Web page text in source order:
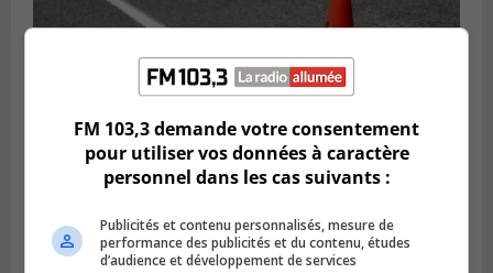
Publié le 29 juillet 2026 à 10h47
Des travaux de marquage de nuit
FM 103,3 demande votre consentement
pour utiliser vos données à caractère
personnel dans les cas suivants :
Publicités et contenu personnalisés, mesure de
performance des publicités et du contenu, études
d’audience et développement de services